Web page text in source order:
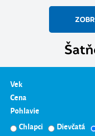
Vek
Cena
Pohlavie
Chlapci
Dievčatá